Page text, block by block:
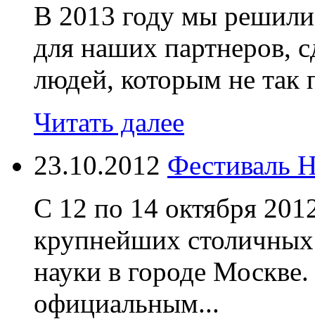
В 2013 году мы
для наших партнеров,
людей, которым не так
Читать далее
23.10.2012 Фестиваль
С 12 по 14 октября
крупнейших
науки в городе
официальным...